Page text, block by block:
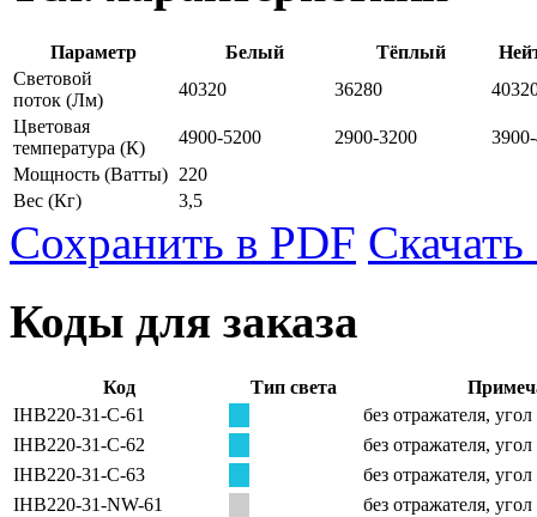
Параметр Белый Тёплый
Световой
поток (Лм)
40320 36280
Цветовая
температура (К)
4900-5200 2900-3200
Мощность (Ватты) 220
Вес (Кг) 3,5
Сохранить в PDF
Коды для заказа
Код Тип света
IHB220-31-C-61
без отражателя,
IHB220-31-C-62
без отражателя,
IHB220-31-C-63
без отражателя,
IHB220-31-NW-61
без отражателя,